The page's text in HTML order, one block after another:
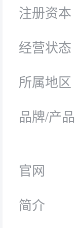
注册资本
经营状态
所属地区
品牌/产品
官网
简介